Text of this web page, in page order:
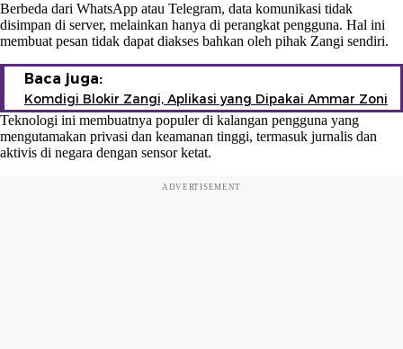
Berbeda dari WhatsApp atau Telegram, data komunikasi tidak
disimpan di server, melainkan hanya di perangkat pengguna. Hal ini
membuat pesan tidak dapat diakses bahkan oleh pihak Zangi sendiri.
Baca juga:
Komdigi Blokir Zangi, Aplikasi yang Dipakai Ammar Zoni
Teknologi ini membuatnya populer di kalangan pengguna yang
mengutamakan privasi dan keamanan tinggi, termasuk jurnalis dan
aktivis di negara dengan sensor ketat.
ADVERTISEMENT